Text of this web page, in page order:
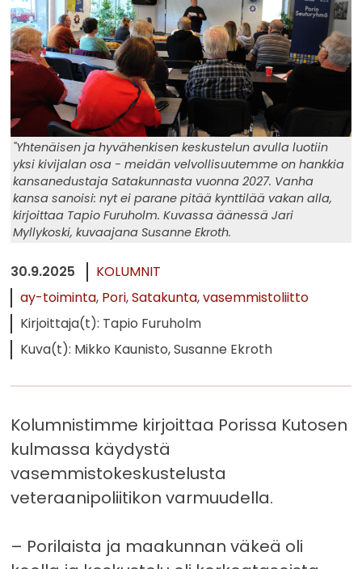
"Yhtenäisen ja hyvähenkisen keskustelun avulla luotiin
yksi kivijalan osa - meidän velvollisuutemme on hankkia
kansanedustaja Satakunnasta vuonna 2027. Vanha
kansa sanoisi: nyt ei parane pitää kynttilää vakan alla,
kirjoittaa Tapio Furuholm. Kuvassa äänessä Jari
Myllykoski, kuvaajana Susanne Ekroth.
30.9.2025
KOLUMNIT
ay-toiminta Pori Satakunta vasemmistoliitto
Kirjoittaja(t): Tapio Furuholm
Kuva(t): Mikko Kaunisto, Susanne Ekroth
Kolumnistimme kirjoittaa Porissa Kutosen
kulmassa käydystä
vasemmistokeskustelusta
veteraanipoliitikon varmuudella.
– Porilaista ja maakunnan väkeä oli